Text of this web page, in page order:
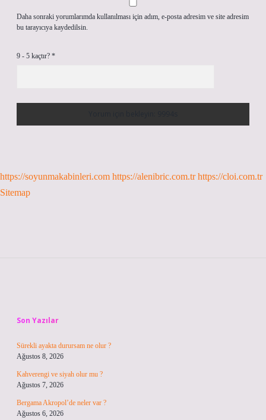
Daha sonraki yorumlarımda kullanılması için adım, e-posta adresim ve site adresim
bu tarayıcıya kaydedilsin.
9 - 5 kaçtır? *
https://soyunmakabinleri.com https://alenibric.com.tr https://cloi.com.tr
Sitemap
Son Yazılar
Sürekli ayakta durursam ne olur ?
Ağustos 8, 2026
Kahverengi ve siyah olur mu ?
Ağustos 7, 2026
Bergama Akropol’de neler var ?
Ağustos 6, 2026